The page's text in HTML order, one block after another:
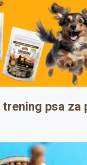
psa za